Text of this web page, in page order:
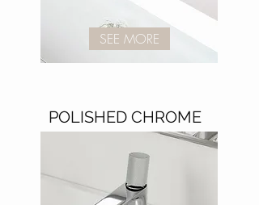
SEE MORE
POLISHED CHROME